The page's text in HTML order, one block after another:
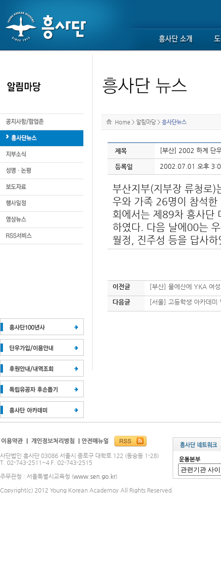
Home > 알림마당 > 흥사단뉴스
제목 [부산] 2002 하계 단
등록일 2002.07.01 오후
부산지부(지부장 류청로
우와 가족 26명이 참석
회에서는 제89차 흥사단
하였다. 다음 날에00는
월정, 진주성 등을 답사
이전글 [부산] 물에산에 YKA 여
다음글 [서울] 고등학생 아카데미
사단법인 흥사단 03086 서울시 종로구 대학로 122 (동숭동 1-28)
T. 02-743-2511~4 F. 02-743-2515
주무관청 : 서울특별시교육청 (www.sen.go.kr)
Copyright(c) 2012 Young Korean Academoy All Rights Reserved.